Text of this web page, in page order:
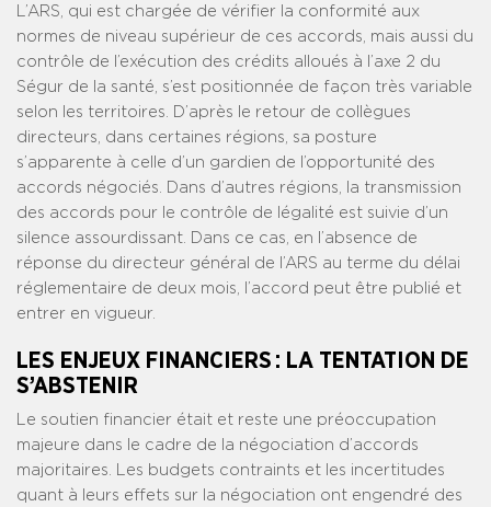
L’ARS, qui est chargée de vérifier la conformité aux
normes de niveau supérieur de ces accords, mais aussi du
contrôle de l’exécution des crédits alloués à l’axe 2 du
Ségur de la santé, s’est positionnée de façon très variable
selon les territoires. D’après le retour de collègues
directeurs, dans certaines régions, sa posture
s’apparente à celle d’un gardien de l’opportunité des
accords négociés. Dans d’autres régions, la transmission
des accords pour le contrôle de légalité est suivie d’un
silence assourdissant. Dans ce cas, en l’absence de
réponse du directeur général de l’ARS au terme du délai
réglementaire de deux mois, l’accord peut être publié et
entrer en vigueur.
LES ENJEUX FINANCIERS : LA TENTATION DE
S’ABSTENIR
Le soutien financier était et reste une préoccupation
majeure dans le cadre de la négociation d’accords
majoritaires. Les budgets contraints et les incertitudes
quant à leurs effets sur la négociation ont engendré des